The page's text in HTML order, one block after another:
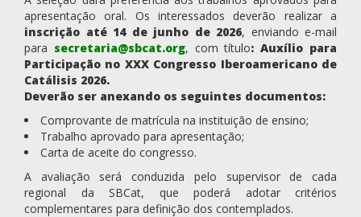
apresentação oral. Os interessados deverão realizar a
inscrição até 14 de junho de 2026, enviando e-mail
para secretaria@sbcat.org, com título: Auxílio para
Participação no XXX Congresso Iberoamericano de
Catálisis 2026.
Deverão ser anexando os seguintes documentos:
Comprovante de matrícula na instituição de ensino;
Trabalho aprovado para apresentação;
Carta de aceite do congresso.
A avaliação será conduzida pelo supervisor de cada
regional da SBCat, que poderá adotar critérios
complementares para definição dos contemplados.